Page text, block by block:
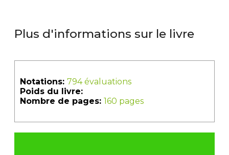
Plus d'informations sur le livre
Notations: 794 évaluations
Poids du livre:
Nombre de pages: 160 pages